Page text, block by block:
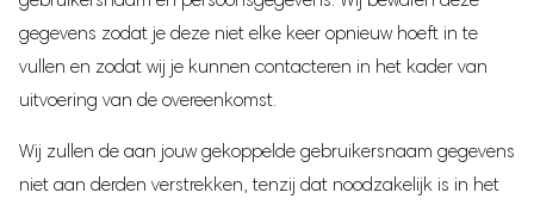
gegevens zodat je deze niet elke keer opnieuw hoeft in te
vullen en zodat wij je kunnen contacteren in het kader van
uitvoering van de overeenkomst.
Wij zullen de aan jouw gekoppelde gebruikersnaam gegevens
niet aan derden verstrekken, tenzij dat noodzakelijk is in het